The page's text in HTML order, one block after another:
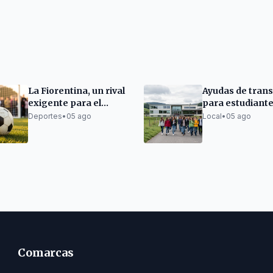
La Fiorentina, un rival
exigente para el
Dépor en
Deportes• 05 ago
Ayudas de
para
Bergondo
Local• 05 ago
Comarcas